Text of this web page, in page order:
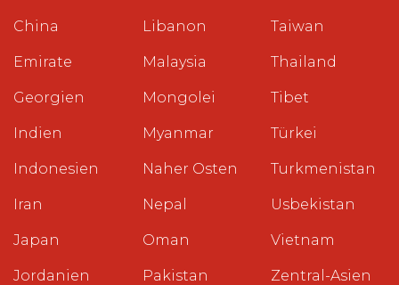
China
Emirate
Georgien
Indien
Indonesien
Iran
Japan
Jordanien
Libanon
Malaysia
Mongolei
Myanmar
Naher Osten
Nepal
Oman
Pakistan
Taiwan
Thailand
Tibet
Türkei
Turkmenistan
Usbekistan
Vietnam
Zentral-Asien